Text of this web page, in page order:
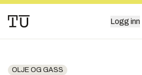
Logg inn
OLJE OG GASS